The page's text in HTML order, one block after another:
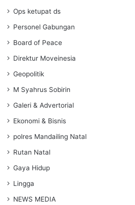
Ops ketupat ds
Personel Gabungan
Board of Peace
Direktur Moveinesia
Geopolitik
M Syahrus Sobirin
Galeri & Advertorial
Ekonomi & Bisnis
polres Mandailing Natal
Rutan Natal
Gaya Hidup
Lingga
NEWS MEDIA